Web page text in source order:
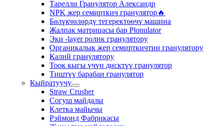
Тарелли Гранулятор Александр
NPK жер семирткич гранулятор🔥
Бөлүкчөлөрдү тегеректөөчү машина
Жалпак матрицасы бар Plonulator
Эки -layer ролик гранулятору
Органикалык жер семирткичтин гранулятору
Калий гранулятору
Тоок кыгы үчүн дисктүү гранулятор
Тиштүү барабан гранулятор
Кыйратуучу
Straw Crusher
Согуш майдалы
Клетка майычы
Рэймонд Фабрикасы